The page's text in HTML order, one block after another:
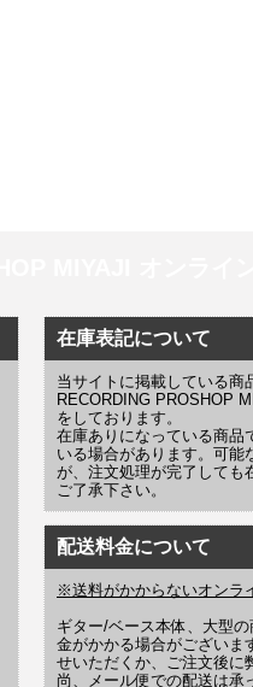
在庫表記について
当サイトに掲載している商
RECORDING PROSHOP
をしております。
在庫ありになっている商品
いる場合があります。可能
が、注文処理が完了しても
ご了承下さい。
配送料金について
※送料がかからないオンラ
ギター/ベース本体、大型
金がかかる場合がございま
せいただくか、ご注文後に
尚、メール便での配送は承